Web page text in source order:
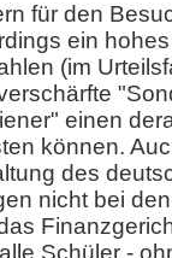
für den
ein
(im
einen
können.
des
nicht bei
Schüler -